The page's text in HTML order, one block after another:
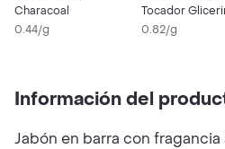
Characoal
0.44/g
Tocador
0.82/g
Información del
Jabón en barra con